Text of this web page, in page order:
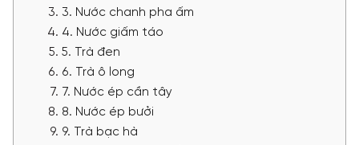
3. Nước chanh pha ấm
4. Nước giấm táo
5. Trà đen
6. Trà ô long
7. Nước ép cần tây
8. Nước ép bưởi
9. Trà bạc hà